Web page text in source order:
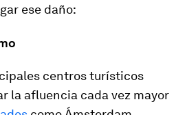
ese daño:
centros turísticos
la afluencia cada vez mayor